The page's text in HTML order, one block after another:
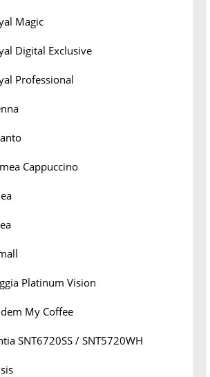
Magic
Digital Exclusive
Professional
Cappuccino
Platinum Vision
My Coffee
SNT6720SS / SNT5720WH